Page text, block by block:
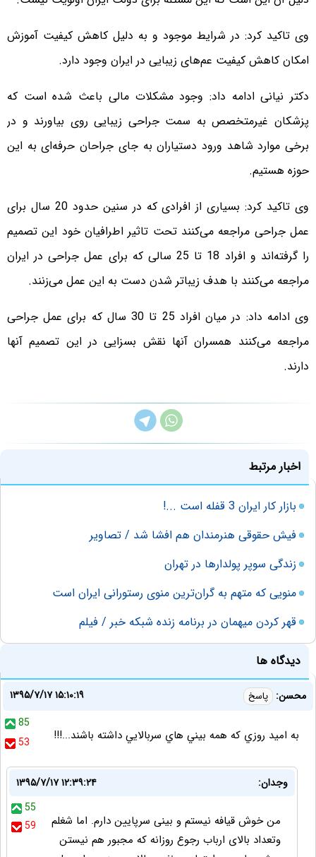
وی تاکید کرد: در شرایط موجود و به دلیل کاهش کیفیت آموزش
امکان کاهش کیفیت عم‌های زیبایی در ایران وجود دارد.
دکتر نیانی ادامه داد: وجود مشکلات مالی باعث شده است که
پزشکان غیرمتخصص به سمت جراحی زیبایی روی بیاورند و در
برخی موارد شاهد ورود دستیاران به جای جراحان حرفه‌ای به این
حوزه هستیم.
وی تاکید کرد: بسیاری از افرادی که در سنین حدود 20 سال برای
عمل جراحی مراجعه می‌کنند تحت تاثیر اطرافیان خود این تصمیم
را گرفته‌اند و افراد 18 تا 25 سالی که برای عمل جراحی در ایران
مراجعه می‌کنند با هدف زیباتر شدن دست به این عمل می‌زنند.
وی ادامه داد: در میان افراد 25 تا 30 سال که برای عمل جراحی
مراجعه می‌کنند همسران آنها نقش بسزایی در این تصمیم آنها
دارند.
اخبار مرتبط
بازار کار ایران 3 قفله است ...!
فیش حقوقی هنرمندان هم افشا شد / تصاویر
زندگی سوپر پولدارها در تهران
منویی که متهم به گران‌ترین منوی رستورانی ایران است
قهر کردن میهمان در برنامه زنده شبکه خبر / فیلم
دیدگاه ها
محسن: پاسخ
۱۳۹۵/۷/۱۷ ۱۵:۱۰:۱۹
85
53
به اميد روزي که همه بيني هاي سربالايي داشته باشند...!!!
وجدان:
۱۳۹۵/۷/۱۷ ۱۲:۳۹:۲۴
55
59
من خوش قیافه نیستم و بینی سرپایین دارم. اما شغلم
وتعداد بالای ارباب رجوع روزانه که مجبور هم نیستن